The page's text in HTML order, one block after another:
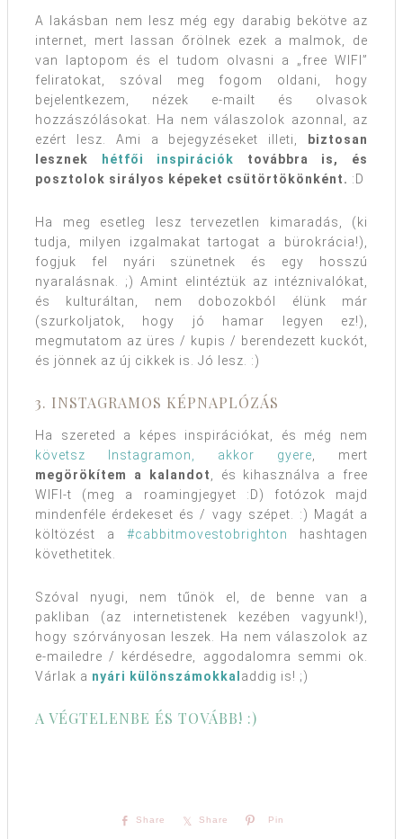
A lakásban nem lesz még egy darabig bekötve az
internet, mert lassan őrölnek ezek a malmok, de
van laptopom és el tudom olvasni a „free WIFI”
feliratokat, szóval meg fogom oldani, hogy
bejelentkezem, nézek e-mailt és olvasok
hozzászólásokat. Ha nem válaszolok azonnal, az
ezért lesz. Ami a bejegyzéseket illeti,
biztosan
lesznek
hétfői inspirációk továbbra is, és
posztolok sirályos képeket csütörtökönként. :D
Ha meg esetleg lesz tervezetlen kimaradás, (ki
tudja, milyen izgalmakat tartogat a bürokrácia!),
fogjuk fel nyári szünetnek és egy hosszú
nyaralásnak. ;) Amint elintéztük az intéznivalókat,
és kulturáltan, nem dobozokból élünk már
(szurkoljatok, hogy jó hamar legyen ez!),
megmutatom az üres / kupis / berendezett kuckót,
és jönnek az új cikkek is. Jó lesz. :)
3. INSTAGRAMOS KÉPNAPLÓZÁS
Ha szereted a képes inspirációkat, és még nem
követsz Instagramon, akkor gyere , mert
megörökítem a kalandot
, és kihasználva a free
WIFI-t (meg a roamingjegyet :D) fotózok majd
mindenféle érdekeset és / vagy szépet. :) Magát a
költözést a #cabbitmovestobrighton
hashtagen
követhetitek.
Szóval nyugi, nem tűnök el, de benne van a
pakliban (az internetistenek kezében vagyunk!),
hogy szórványosan leszek. Ha nem válaszolok az
e-mailedre / kérdésedre, aggodalomra semmi ok.
Várlak a nyári különszámokkal addig is! ;)
A VÉGTELENBE ÉS TOVÁBB! :)
Share Share Pin